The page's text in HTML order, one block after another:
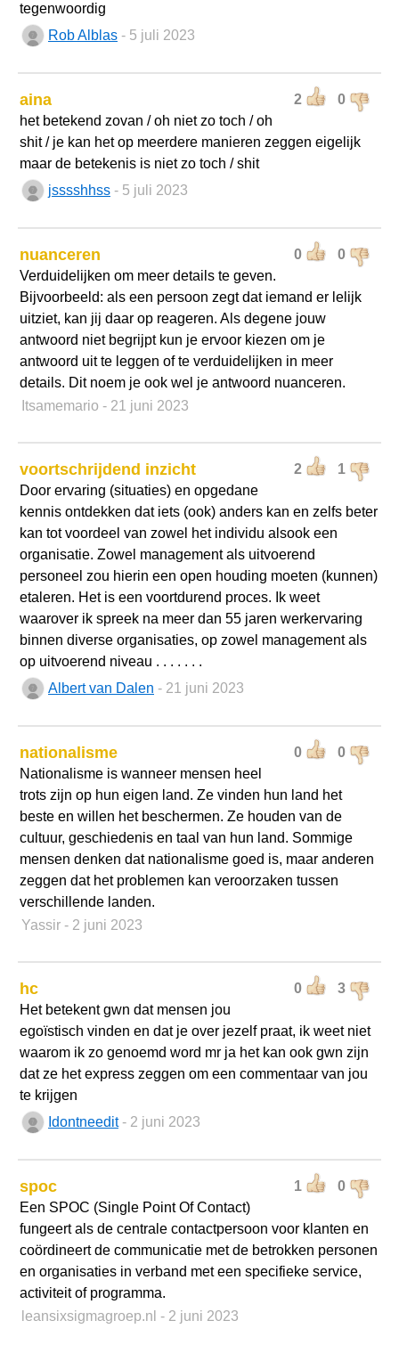
tegenwoordig
Rob Alblas - 5 juli 2023
2 0
aina
het betekend zovan / oh niet zo toch / oh
shit / je kan het op meerdere manieren zeggen eigelijk
maar de betekenis is niet zo toch / shit
jsssshhss - 5 juli 2023
0 0
nuanceren
Verduidelijken om meer details te geven.
Bijvoorbeeld: als een persoon zegt dat iemand er lelijk
uitziet, kan jij daar op reageren. Als degene jouw
antwoord niet begrijpt kun je ervoor kiezen om je
antwoord uit te leggen of te verduidelijken in meer
details. Dit noem je ook wel je antwoord nuanceren.
Itsamemario - 21 juni 2023
2 1
voortschrijdend inzicht
Door ervaring (situaties) en opgedane
kennis ontdekken dat iets (ook) anders kan en zelfs beter
kan tot voordeel van zowel het individu alsook een
organisatie. Zowel management als uitvoerend
personeel zou hierin een open houding moeten (kunnen)
etaleren. Het is een voortdurend proces. Ik weet
waarover ik spreek na meer dan 55 jaren werkervaring
binnen diverse organisaties, op zowel management als
op uitvoerend niveau . . . . . . .
Albert van Dalen - 21 juni 2023
0 0
nationalisme
Nationalisme is wanneer mensen heel
trots zijn op hun eigen land. Ze vinden hun land het
beste en willen het beschermen. Ze houden van de
cultuur, geschiedenis en taal van hun land. Sommige
mensen denken dat nationalisme goed is, maar anderen
zeggen dat het problemen kan veroorzaken tussen
verschillende landen.
Yassir - 2 juni 2023
0 3
hc
Het betekent gwn dat mensen jou
egoïstisch vinden en dat je over jezelf praat, ik weet niet
waarom ik zo genoemd word mr ja het kan ook gwn zijn
dat ze het express zeggen om een commentaar van jou
te krijgen
Idontneedit - 2 juni 2023
1 0
spoc
Een SPOC (Single Point Of Contact)
fungeert als de centrale contactpersoon voor klanten en
coördineert de communicatie met de betrokken personen
en organisaties in verband met een specifieke service,
activiteit of programma.
leansixsigmagroep.nl - 2 juni 2023